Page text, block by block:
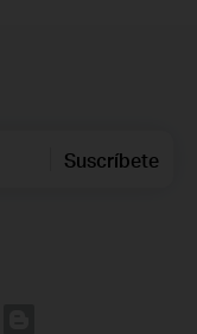
Suscríbete